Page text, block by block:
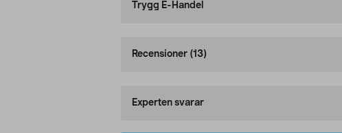
Trygg E-Handel
Recensioner (13)
Experten svarar